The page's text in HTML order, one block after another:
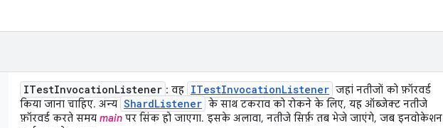
ITestInvocationListener : वह ITestInvocationListener जहां नतीजों को फ़ॉरवर्ड
किया जाना चाहिए. अन्य ShardListener के साथ टकराव को रोकने के लिए, यह ऑब्जेक्ट नतीजे
फ़ॉरवर्ड करते समय main पर सिंक हो जाएगा. इसके अलावा, नतीजे सिर्फ़ तब भेजे जाएंगे, जब इनवोकेशन